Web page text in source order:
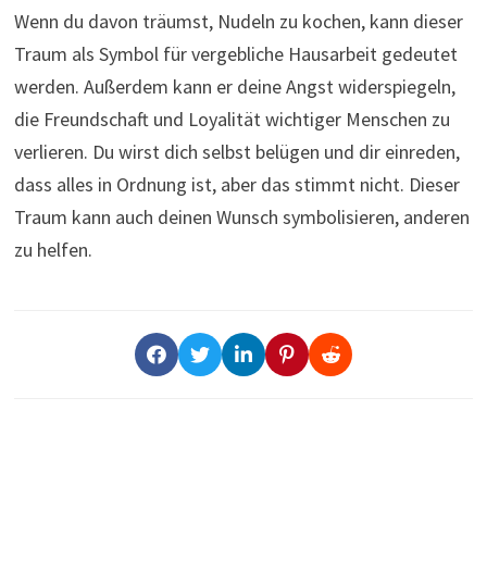
Wenn du davon träumst, Nudeln zu kochen, kann dieser
Traum als Symbol für vergebliche Hausarbeit gedeutet
werden. Außerdem kann er deine Angst widerspiegeln,
die Freundschaft und Loyalität wichtiger Menschen zu
verlieren. Du wirst dich selbst belügen und dir einreden,
dass alles in Ordnung ist, aber das stimmt nicht. Dieser
Traum kann auch deinen Wunsch symbolisieren, anderen
zu helfen.